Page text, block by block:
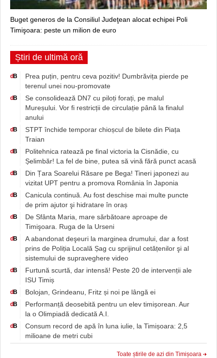
Buget generos de la Consiliul Judeţean alocat echipei Poli
Timişoara: peste un milion de euro
Știri de ultimă oră
dB
Prea puțin, pentru ceva pozitiv! Dumbrăvița pierde pe
terenul unei nou-promovate
dB
Se consolidează DN7 cu piloți forați, pe malul
Mureșului. Vor fi restricții de circulație până la finalul
anului
dB
STPT închide temporar chioșcul de bilete din Piața
Traian
dB
Politehnica ratează pe final victoria la Cisnădie, cu
Șelimbăr! La fel de bine, putea să vină fără punct acasă
dB
Din Țara Soarelui Răsare pe Bega! Tineri japonezi au
vizitat UPT pentru a promova România în Japonia
dB
Canicula continuă. Au fost deschise mai multe puncte
de prim ajutor şi hidratare în oraș
dB
De Sfânta Maria, mare sărbătoare aproape de
Timişoara. Ruga de la Urseni
dB
A abandonat deşeuri la marginea drumului, dar a fost
prins de Poliția Locală Șag cu sprijinul cetățenilor şi al
sistemului de supraveghere video
dB
Furtună scurtă, dar intensă! Peste 20 de intervenții ale
ISU Timiș
dB Bolojan, Grindeanu, Fritz și noi pe lângă ei
dB
Performanță deosebită pentru un elev timișorean. Aur
la o Olimpiadă dedicată A.I.
dB
Consum record de apă în luna iulie, la Timișoara: 2,5
milioane de metri cubi
Toate știrile de azi din Timișoara